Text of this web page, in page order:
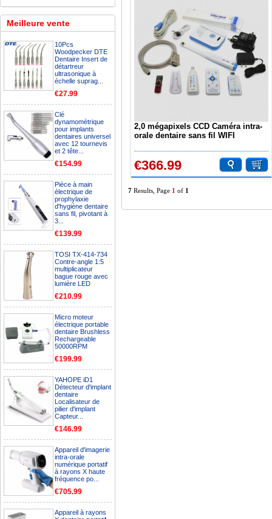
Meilleure vente
10Pcs
Woodpecker DTE
Dentaire Insert de
détartreur
ultrasonique à
échelle suprag...
€27.99
Clé
dynamométrique
pour implants
dentaires universel
avec 12 tournevis
et 2 tête...
€154.99
Pièce à main
électrique de
prophylaxie
d'hygiène dentaire
sans fil, pivotant à
3...
€139.99
TOSI TX-414-734
Contre-angle 1:5
multiplicateur
bague rouge avec
lumière LED
€210.99
Micro moteur
électrique portable
dentaire Brushless
Rechargeable
50000RPM
€199.99
YAHOPE iD1
Détecteur d'implant
dentaire
Localisateur de
pilier d'implant
Capteur...
€146.99
Appareil d'imagerie
intra-orale
numérique portatif
à rayons X haute
fréquence po...
€705.99
Appareil à rayons
2,0 mégapixels CCD Caméra intra-
orale dentaire sans fil WIFI
€366.99
7 Results, Page 1 of 1